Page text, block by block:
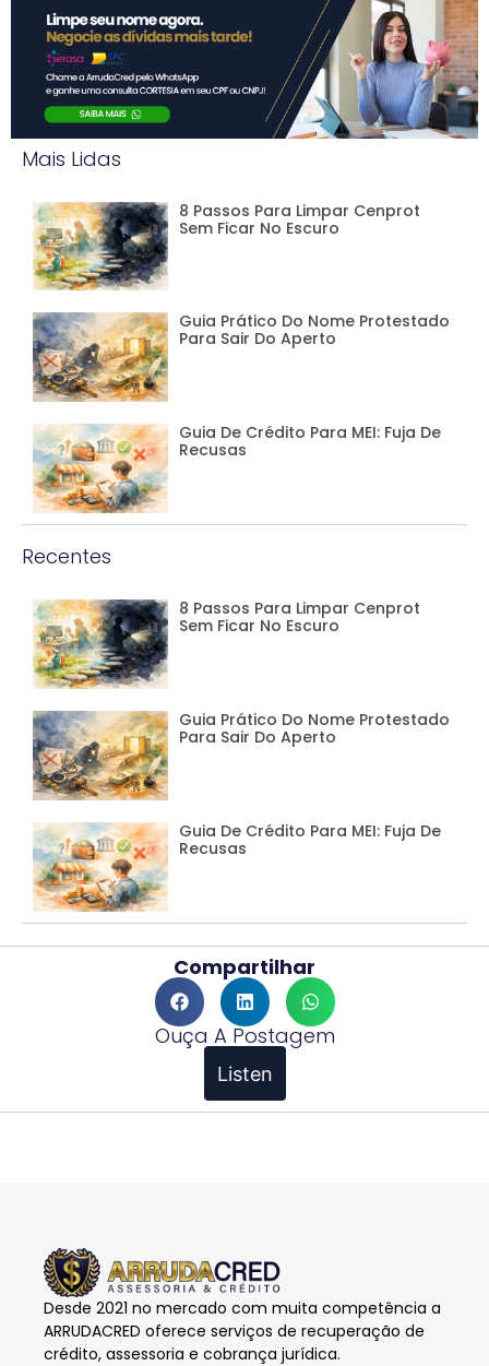
Mais Lidas
8 Passos Para Limpar Cenprot
Sem Ficar No Escuro
Guia Prático Do Nome Protestado
Para Sair Do Aperto
Guia De Crédito Para MEI: Fuja De
Recusas
Recentes
8 Passos Para Limpar Cenprot
Sem Ficar No Escuro
Guia Prático Do Nome Protestado
Para Sair Do Aperto
Guia De Crédito Para MEI: Fuja De
Recusas
Compartilhar
Ouça A Postagem
Listen
Desde 2021 no mercado com muita competência a
ARRUDACRED oferece serviços de recuperação de
crédito, assessoria e cobrança jurídica.